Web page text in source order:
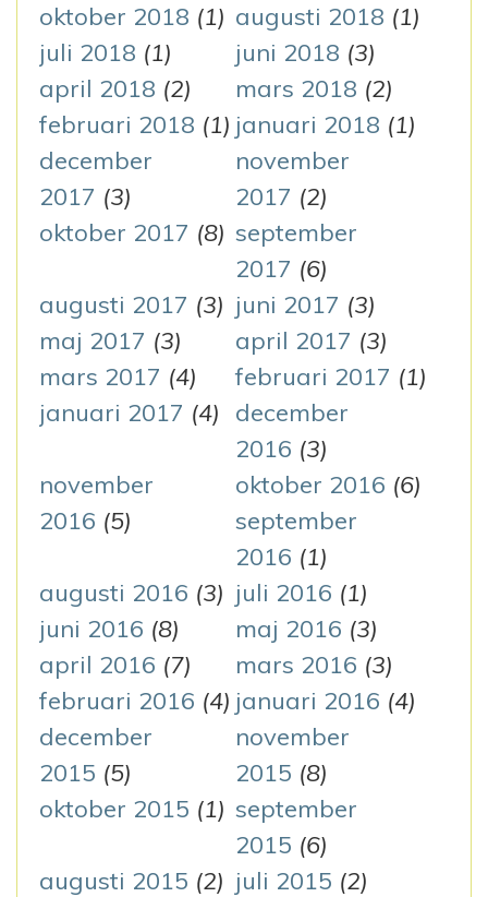
oktober 2018 (1) augusti 2018 (1)
juli 2018 (1) juni 2018 (3)
april 2018 (2) mars 2018 (2)
februari 2018 (1) januari 2018 (1)
december
2017 (3)
november
2017 (2)
oktober 2017 (8) september
2017 (6)
augusti 2017 (3) juni 2017 (3)
maj 2017 (3) april 2017 (3)
mars 2017 (4) februari 2017 (1)
januari 2017 (4)
december
2016 (3)
november
2016 (5)
oktober 2016 (6)
september
2016 (1)
augusti 2016 (3) juli 2016 (1)
juni 2016 (8) maj 2016 (3)
april 2016 (7) mars 2016 (3)
februari 2016 (4) januari 2016 (4)
december
2015 (5)
november
2015 (8)
oktober 2015 (1) september
2015 (6)
augusti 2015 (2) juli 2015 (2)